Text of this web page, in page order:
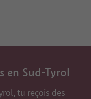
en Sud-Tyrol
tu reçois des